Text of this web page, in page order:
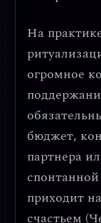
На
огромное
бюджет,
партнера
приходит
счастьем